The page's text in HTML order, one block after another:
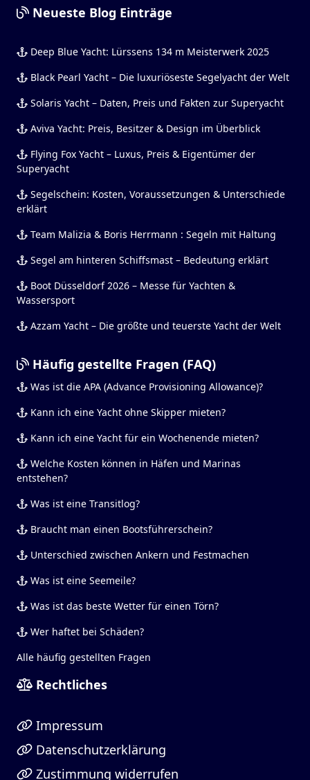
Neueste Blog Einträge
Deep Blue Yacht: Lürssens 134 m Meisterwerk 2025
Black Pearl Yacht – Die luxuriöseste Segelyacht der Welt
Solaris Yacht – Daten, Preis und Fakten zur Superyacht
Aviva Yacht: Preis, Besitzer & Design im Überblick
Flying Fox Yacht – Luxus, Preis & Eigentümer der
Superyacht
Segelschein: Kosten, Voraussetzungen & Unterschiede
erklärt
Team Malizia & Boris Herrmann : Segeln mit Haltung
Segel am hinteren Schiffsmast – Bedeutung erklärt
Boot Düsseldorf 2026 – Messe für Yachten &
Wassersport
Azzam Yacht – Die größte und teuerste Yacht der Welt
Häufig gestellte Fragen (FAQ)
Was ist die APA (Advance Provisioning Allowance)?
Kann ich eine Yacht ohne Skipper mieten?
Kann ich eine Yacht für ein Wochenende mieten?
Welche Kosten können in Häfen und Marinas
entstehen?
Was ist eine Transitlog?
Braucht man einen Bootsführerschein?
Unterschied zwischen Ankern und Festmachen
Was ist eine Seemeile?
Was ist das beste Wetter für einen Törn?
Wer haftet bei Schäden?
Alle häufig gestellten Fragen
Rechtliches
Impressum
Datenschutzerklärung
Zustimmung widerrufen